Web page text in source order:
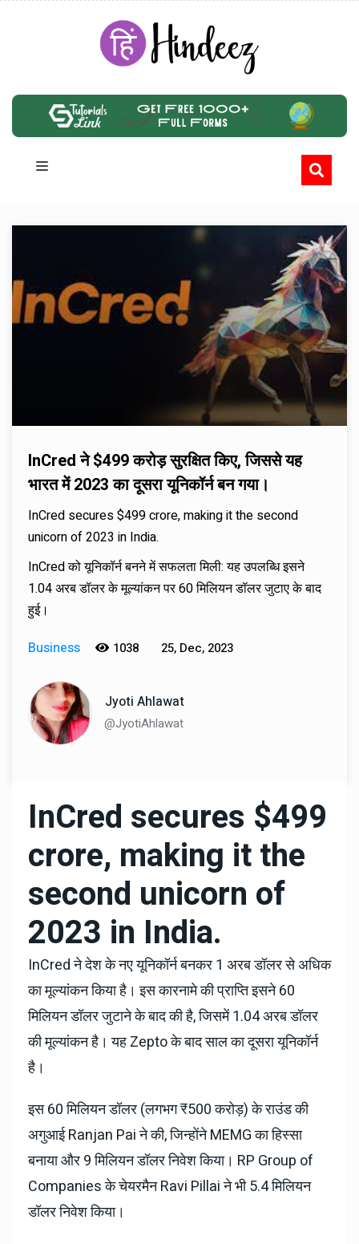
InCred ने $499 करोड़ सुरक्षित किए, जिससे यह
भारत में 2023 का दूसरा यूनिकॉर्न बन गया।
InCred secures $499 crore, making it the second
unicorn of 2023 in India.
InCred को यूनिकॉर्न बनने में सफलता मिली: यह उपलब्धि इसने
1.04 अरब डॉलर के मूल्यांकन पर 60 मिलियन डॉलर जुटाए के बाद
हुई।
Business
1038 25, Dec, 2023
Jyoti Ahlawat
@JyotiAhlawat
InCred secures $499
crore, making it the
second unicorn of
2023 in India.
InCred ने देश के नए यूनिकॉर्न बनकर 1 अरब डॉलर से अधिक
का मूल्यांकन किया है। इस कारनामे की प्राप्ति इसने 60
मिलियन डॉलर जुटाने के बाद की है, जिसमें 1.04 अरब डॉलर
की मूल्यांकन है। यह Zepto के बाद साल का दूसरा यूनिकॉर्न
है।
इस 60 मिलियन डॉलर (लगभग ₹500 करोड़) के राउंड की
अगुआई Ranjan Pai ने की, जिन्होंने MEMG का हिस्सा
बनाया और 9 मिलियन डॉलर निवेश किया। RP Group of
Companies के चेयरमैन Ravi Pillai ने भी 5.4 मिलियन
डॉलर निवेश किया।